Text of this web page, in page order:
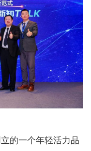
的一个年轻活力品